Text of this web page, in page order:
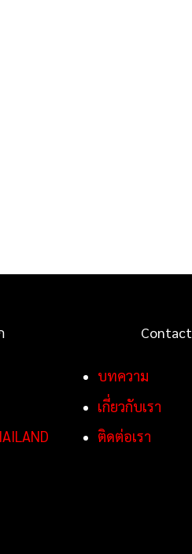
Contact
บทความ
เกี่ยวกับเรา
ติดต่อเรา